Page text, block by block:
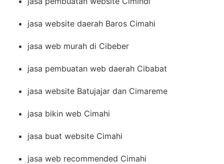
jasa website daerah Baros Cimahi
jasa web murah di Cibeber
jasa pembuatan web daerah Cibabat
jasa website Batujajar dan Cimareme
jasa bikin web Cimahi
jasa buat website Cimahi
jasa web recommended Cimahi